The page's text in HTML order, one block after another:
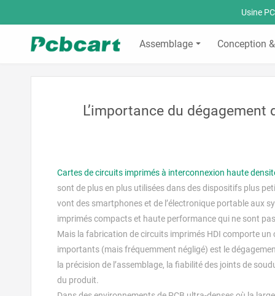
Usine
Assemblage Conception
L’importance du
Cartes de circuits imprimés à interconnexion haute
sont de plus en plus utilisées dans des dispositifs plus
vont des smartphones et de l’électronique portable aux
imprimés compacts et haute performance qui ne sont
Mais la fabrication de circuits imprimés HDI comporte un
importants (mais fréquemment négligé) est le
la précision de l’assemblage, la fiabilité des joints de
du produit.